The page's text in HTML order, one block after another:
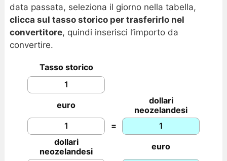
data passata, seleziona il giorno nella tabella,
clicca sul tasso storico per trasferirlo nel
convertitore, quindi inserisci l’importo da
convertire.
Tasso storico
euro
dollari
neozelandesi
=
dollari
neozelandesi
euro